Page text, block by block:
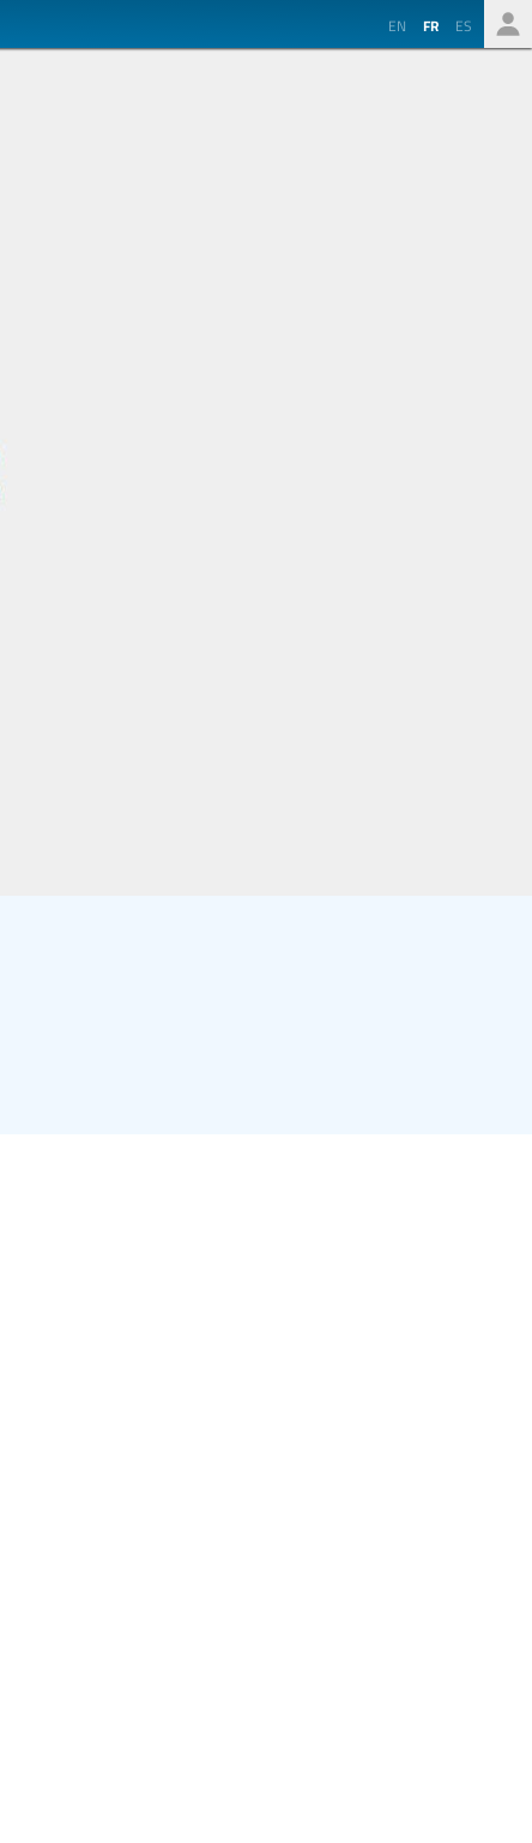
EN FR ES